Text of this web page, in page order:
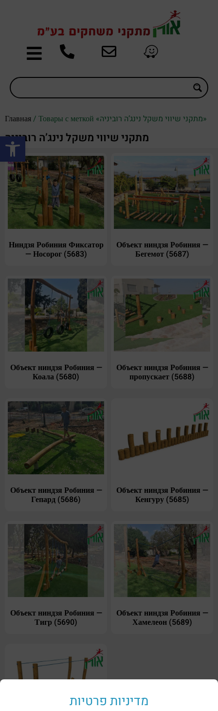
Открыть панель инструментов
Главная / Товары с меткой «מתקני שיווי משקל נינג’ה רוביניה»
מתקני שיווי משקל נינג’ה רוביניה
Ниндзя Робиния Фиксатор
— Носорог (5683)
Объект ниндзя Робиния —
Бегемот (5687)
Объект ниндзя Робиния —
Коала (5680)
Объект ниндзя Робиния —
пропускает (5688)
Объект ниндзя Робиния —
Гепард (5686)
Объект ниндзя Робиния —
Кенгуру (5685)
Объект ниндзя Робиния —
Тигр (5690)
Объект ниндзя Робиния —
Хамелеон (5689)
מדיניות פרטיות